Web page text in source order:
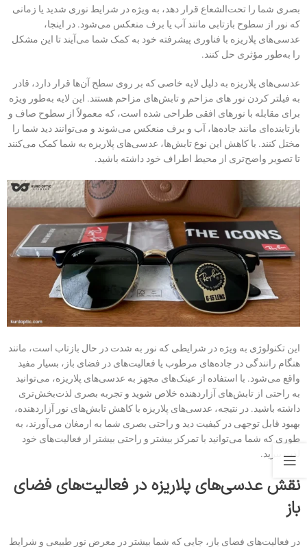
بصری شما را تحت‌الشعاع قرار دهد، به ویژه در شرایط نوری شدید یا زمانی
که نور از سطوح بازتابی مانند آب یا برف منعکس می‌شود. در اینجا،
عدسی‌های پلاریزه با فناوری پیشرفته خود به کمک شما می‌آیند تا این مشکل
را به‌طور مؤثری حل کنند.
عدسی‌های پلاریزه به دلیل لایه خاصی که بر روی سطح آن‌ها قرار دارد، قادر
به فیلتر کردن نور های مزاحم و تابش‌های مزاحم هستند. این لایه به‌طور ویژه
برای مقابله با نورهای افقی طراحی شده است، که معمولاً از سطوح صاف و
بازتابنده‌ای مانند جاده‌ها، آب و برف منعکس می‌شوند و می‌توانند دید شما را
مختل کنند. با کاهش این نوع تابش‌ها، عدسی‌های پلاریزه به شما کمک می‌کنند
تا تصویر واضح‌تری از محیط اطراف خود داشته باشید.
این تکنولوژی به ویژه در شرایطی که نور به شدت در حال بازتاب است، مانند
هنگام رانندگی در جاده‌های مرطوب یا فعالیت‌های در فضای باز، بسیار مفید
واقع می‌شود. با استفاده از عینک‌های مجهز به عدسی‌های پلاریزه، می‌توانید
به راحتی از تابش‌های آزاردهنده خلاص شوید و تجربه بصری لذت‌بخش‌تری
داشته باشید. در نتیجه، عدسی‌های پلاریزه با کاهش تابش‌های نور آزاردهنده،
بهبود قابل توجهی در کیفیت دید و راحتی بصری شما به ارمغان می‌آورند، به
طوری که شما می‌توانید با تمرکز بیشتر و راحتی بیشتر از فعالیت‌های خود
لذت ببرید.
نقش عدسی‌های پلاریزه در فعالیت‌های فضای
باز
در فعالیت‌های فضای باز، جایی که شما بیشتر در معرض نور طبیعی و شرایط